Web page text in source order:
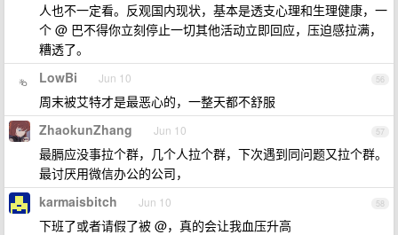
人也不一定看。反观国内现状，基本是透支心理和生理健康，一
个 @ 巴不得你立刻停止一切其他活动立即回应，压迫感拉满，
糟透了。
56
LowBi Jun 10
周末被艾特才是最恶心的，一整天都不舒服
57
ZhaokunZhang Jun 10
最膈应没事拉个群，几个人拉个群，下次遇到同问题又拉个群。
最讨厌用微信办公的公司，
58
karmaisbitch Jun 10
下班了或者请假了被 @，真的会让我血压升高